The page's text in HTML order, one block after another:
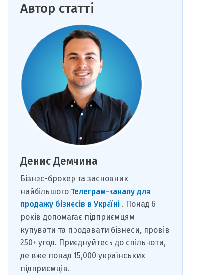
Автор статті
Денис Демчина
Бізнес-брокер та засновник
найбільшого Телеграм-каналу для
продажу бізнесів в Україні . Понад 6
років допомагає підприємцям
купувати та продавати бізнеси, провів
250+ угод. Приєднуйтесь до спільноти,
де вже понад 15,000 українських
підприємців.